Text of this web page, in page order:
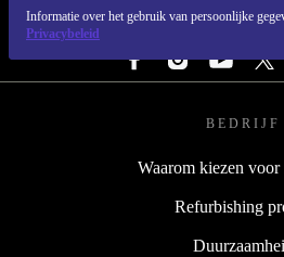
Informatie over het gebruik van persoonlijke
Privacybeleid
VOLG ONS
BEDRIJF
Waarom kiezen voor
Refurbishing